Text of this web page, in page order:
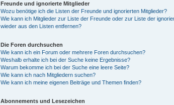
Freunde und ignorierte Mitglieder
Wozu benötige ich die Listen der Freunde und ignorierten Mitglieder?
Wie kann ich Mitglieder zur Liste der Freunde oder zur Liste der
wieder aus den Listen entfernen?
Die Foren durchsuchen
Wie kann ich ein Forum oder mehrere Foren durchsuchen?
Weshalb erhalte ich bei der Suche keine Ergebnisse?
Warum bekomme ich bei der Suche eine leere Seite?
Wie kann ich nach Mitgliedern suchen?
Wie kann ich meine eigenen Beiträge und Themen finden?
Abonnements und Lesezeichen